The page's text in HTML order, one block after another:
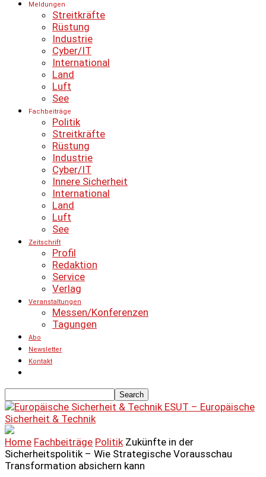
Meldungen
Streitkräfte
Rüstung
Industrie
Cyber/IT
International
Land
Luft
See
Fachbeiträge
Politik
Streitkräfte
Rüstung
Industrie
Cyber/IT
Innere Sicherheit
International
Land
Luft
See
Zeitschrift
Profil
Redaktion
Service
Verlag
Veranstaltungen
Messen/Konferenzen
Tagungen
Abo
Newsletter
Kontakt
ESUT – Europäische
Sicherheit & Technik
Home Fachbeiträge Politik Zukünfte in der
Sicherheitspolitik – Wie Strategische Vorausschau
Transformation absichern kann